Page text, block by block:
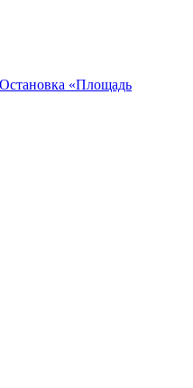
«Площадь